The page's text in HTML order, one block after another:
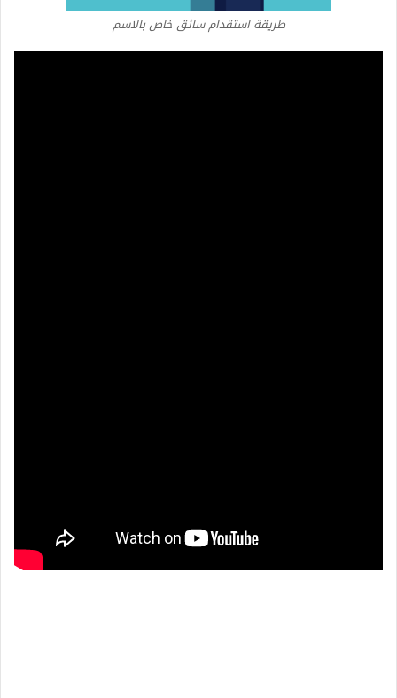
طريقة استقدام سائق خاص بالاسم